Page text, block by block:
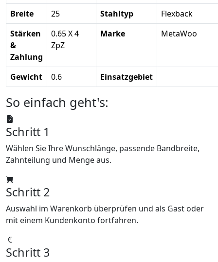
Breite
25 Stahltyp
Flexback
Stärken
&
Zahlung
0.65 X 4
ZpZ
Marke MetaWoo
Gewicht 0.6 Einsatzgebiet
So einfach geht's:
Schritt 1
Wählen Sie Ihre Wunschlänge, passende Bandbreite,
Zahnteilung und Menge aus.
Schritt 2
Auswahl im Warenkorb überprüfen und als Gast oder
mit einem Kundenkonto fortfahren.
Schritt 3